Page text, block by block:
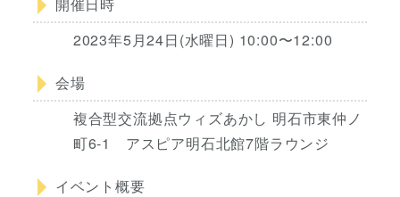
2023年5月24日(水曜日) 10:00〜12:00
会場
複合型交流拠点ウィズあかし 明石市東仲ノ
町6-1 アスピア明石北館7階ラウンジ
イベント概要